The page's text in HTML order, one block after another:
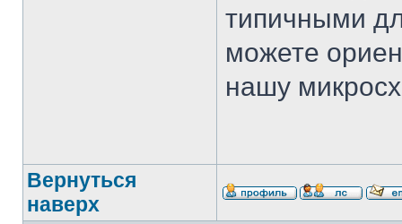
типичными
можете
нашу
Вернуться
наверх